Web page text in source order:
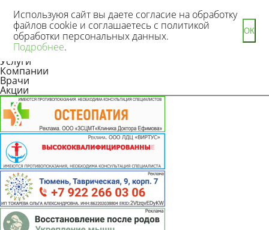
Новости
Статьи
Услуги
Компании
Врачи
Акции
Используюя сайт вы даете согласие на обработку
файлов cookie и соглашаетесь с политикой
обработки персональных данных.
Подробнее.
ОК